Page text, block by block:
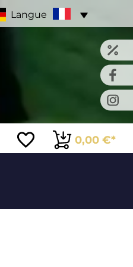
Langue
0,00 €*